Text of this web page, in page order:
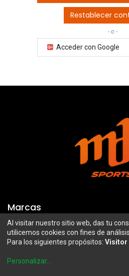
Restablecer
- o -
Acceder con Google
Marcas
Troy Lee Designs
100%
Airoh
Al visitar nuestro sitio web, das tu
utilicemos cookies con fines de
Para los siguientes propósitos: Visitor
Personalizar...